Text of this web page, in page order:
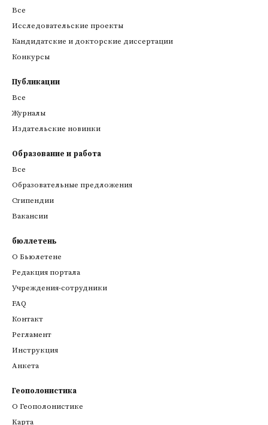
Все
Исследовательские проекты
Кандидатские и докторские диссертации
Конкурсы
Публикации
Все
Журналы
Издательские новинки
Образование и работа
Все
Образовательные предложения
Стипендии
Вакансии
бюллетень
О Бьюлетене
Редакция портала
Учреждения-сотрудники
FAQ
Контакт
Регламент
Инструкция
Анкета
Геополонистика
О Геополонистике
Kарта